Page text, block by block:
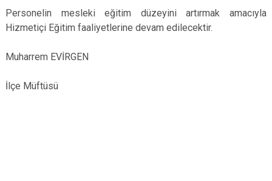
Personelin mesleki eğitim düzeyini artırmak amacıyla
Hizmetiçi Eğitim faaliyetlerine devam edilecektir.
Muharrem EVİRGEN
İlçe Müftüsü